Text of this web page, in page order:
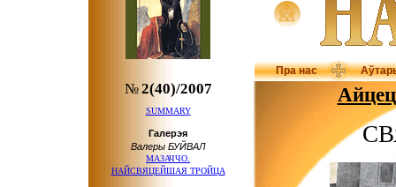
Пра нас
№2(40)/2007
SUMMARY
Галерэя
Валеры БУЙВАЛ
МАЗАЧЧО.
НАЙСВЯЦЕЙШАЯ ТРОЙЦА